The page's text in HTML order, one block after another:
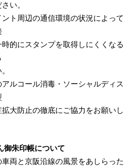
い。
ント周辺の通信環境の状況によって
的にスタンプを取得しにくくなる
アルコール消毒・ソーシャルディス
大防止の徹底にご協力をお願いし
御朱印帳について
両と京阪沿線の風景をあしらった